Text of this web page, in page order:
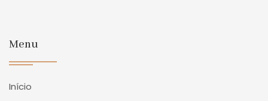
Menu
Início